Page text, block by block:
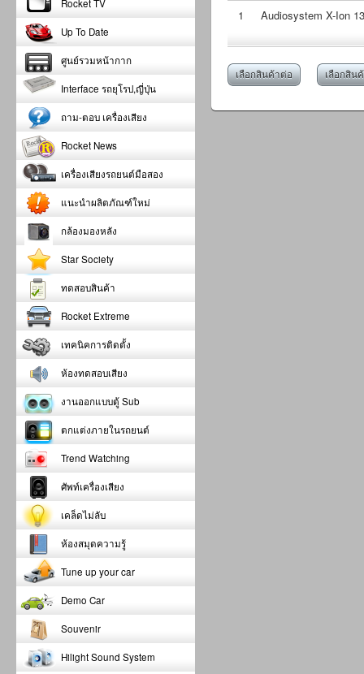
1
Audiosystem X-Ion
เลือกสินค้าต่อ เลือกสิน
Rocket TV
Up To Date
ศูนย์รวมหน้ากาก
Interface รถยุโรป,ญี่ปุ่น
ถาม-ตอบ เครื่องเสียง
Rocket News
เครื่องเสียงรถยนต์มือสอง
แนะนำผลิตภัณฑ์ใหม่
กล้องมองหลัง
Star Society
ทดสอบสินค้า
Rocket Extreme
เทคนิคการติดตั้ง
ห้องทดสอบเสียง
งานออกแบบตู้ Sub
ตกแต่งภายในรถยนต์
Trend Watching
ศัพท์เครื่องเสียง
เคล็ดไม่ลับ
ห้องสมุดความรู้
Tune up your car
Demo Car
Souvenir
Hilight Sound System